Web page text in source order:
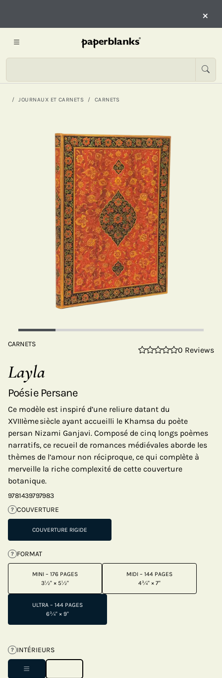
×
JOURNAUX ET CARNETS CARNETS
CARNETS
0 Reviews
Layla
Poésie Persane
Ce modèle est inspiré d’une reliure datant du
XVIIIème siècle ayant accueilli le Khamsa du poète
persan Nizami Ganjavi. Composé de cinq longs poèmes
narratifs, ce recueil de romances médiévales aborde les
thèmes de l’amour non réciproque, ce qui complète à
merveille la riche complexité de cette couverture
botanique.
9781439797983
? COUVERTURE
COUVERTURE RIGIDE
? FORMAT
MINI – 176 PAGES
3½" × 5½"
MIDI – 144 PAGES
4¾" × 7"
ULTRA – 144 PAGES
6¾" × 9"
? INTÉRIEURS